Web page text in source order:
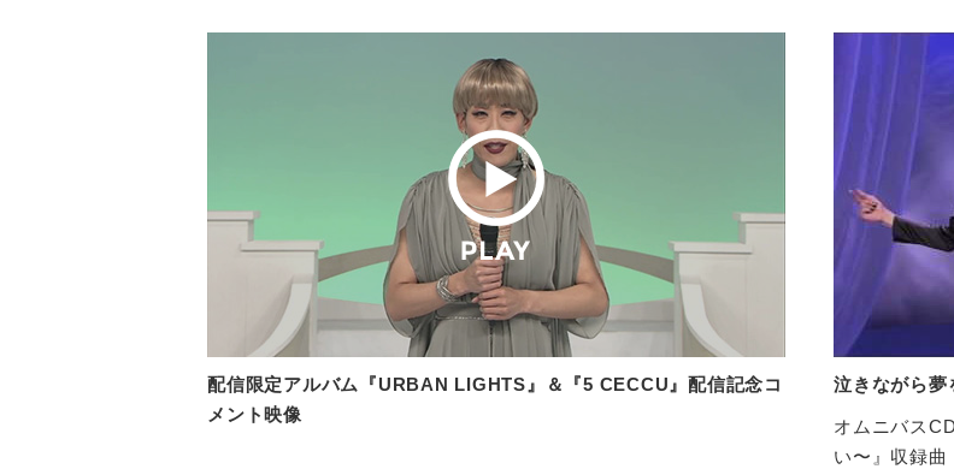
配信限定アルバム『URBAN LIGHTS』＆『5 CECCU』配信記念コ
メント映像
泣きながら夢
オムニバス
い〜』収録曲